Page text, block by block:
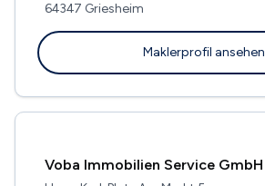
64347 Griesheim
Maklerprofil ansehen
Voba Immobilien Service GmbH